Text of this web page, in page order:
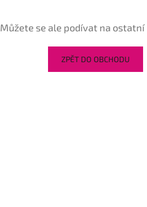
Můžete se ale podívat na ostatní
ZPĚT DO OBCHODU